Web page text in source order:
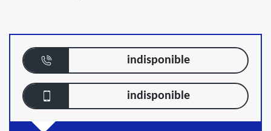
indisponible
indisponible